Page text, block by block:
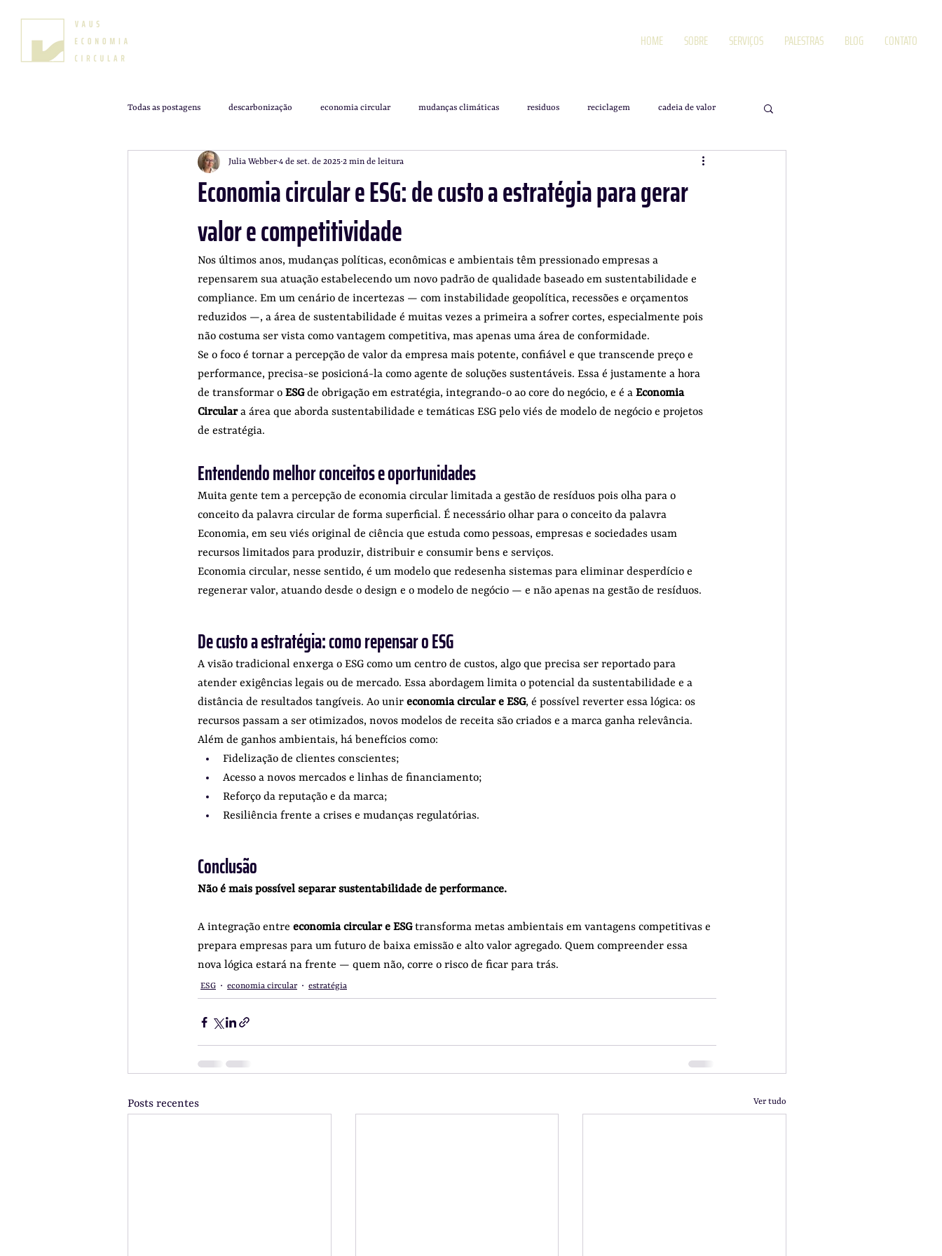
HOME SOBRE SERVIÇOS PALESTRAS BLOG CONTATO
Todas as postagens descarbonização economia circular mudanças climáticas residuos reciclagem cadeia de valor
pessoas valor de marca plástico estratégia
Economia circular e ESG: de custo a estratégia para gerar
valor e competitividade
Julia Webber 4 de set. de 2025 2 min de leitura
Nos últimos anos, mudanças políticas, econômicas e ambientais têm pressionado empresas a
repensarem sua atuação estabelecendo um novo padrão de qualidade baseado em sustentabilidade e
compliance. Em um cenário de incertezas — com instabilidade geopolítica, recessões e orçamentos
reduzidos —, a área de sustentabilidade é muitas vezes a primeira a sofrer cortes, especialmente pois
não costuma ser vista como vantagem competitiva, mas apenas uma área de conformidade.
Se o foco é tornar a percepção de valor da empresa mais potente, confiável e que transcende preço e
performance, precisa-se posicioná-la como agente de soluções sustentáveis. Essa é justamente a hora
de transformar o ESG de obrigação em estratégia, integrando-o ao core do negócio, e é a Economia
Circular a área que aborda sustentabilidade e temáticas ESG pelo viés de modelo de negócio e projetos
de estratégia.
Entendendo melhor conceitos e oportunidades
Muita gente tem a percepção de economia circular limitada a gestão de resíduos pois olha para o
conceito da palavra circular de forma superficial. É necessário olhar para o conceito da palavra
Economia, em seu viés original de ciência que estuda como pessoas, empresas e sociedades usam
recursos limitados para produzir, distribuir e consumir bens e serviços.
Economia circular, nesse sentido, é um modelo que redesenha sistemas para eliminar desperdício e
regenerar valor, atuando desde o design e o modelo de negócio — e não apenas na gestão de resíduos.
De custo a estratégia: como repensar o ESG
A visão tradicional enxerga o ESG como um centro de custos, algo que precisa ser reportado para
atender exigências legais ou de mercado. Essa abordagem limita o potencial da sustentabilidade e a
distância de resultados tangíveis. Ao unir economia circular e ESG, é possível reverter essa lógica: os
recursos passam a ser otimizados, novos modelos de receita são criados e a marca ganha relevância.
Além de ganhos ambientais, há benefícios como:
Fidelização de clientes conscientes;
Acesso a novos mercados e linhas de financiamento;
Reforço da reputação e da marca;
Resiliência frente a crises e mudanças regulatórias.
Conclusão
Não é mais possível separar sustentabilidade de performance.
A integração entre economia circular e ESG transforma metas ambientais em vantagens competitivas e
prepara empresas para um futuro de baixa emissão e alto valor agregado. Quem compreender essa
nova lógica estará na frente — quem não, corre o risco de ficar para trás.
ESG economia circular estratégia
Posts recentes Ver tudo